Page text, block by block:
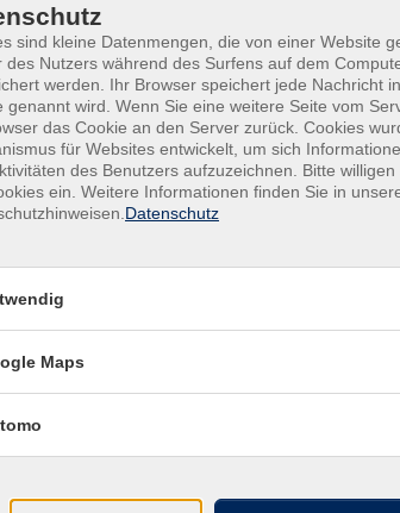
sind kleine Datenmengen, die von einer Website
des Nutzers während des Surfens auf dem
werden. Ihr Browser speichert jede Nachricht
genannt wird. Wenn Sie eine weitere Seite vom
das Cookie an den Server zurück. Cookies
für Websites entwickelt, um sich
des Benutzers aufzuzeichnen. Bitte
ein. Weitere Informationen finden Sie in
Datenschutz
Maps